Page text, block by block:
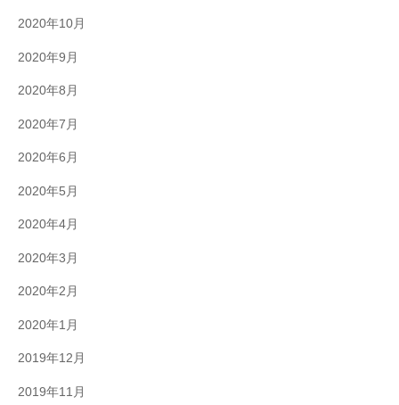
2020年10月
2020年9月
2020年8月
2020年7月
2020年6月
2020年5月
2020年4月
2020年3月
2020年2月
2020年1月
2019年12月
2019年11月